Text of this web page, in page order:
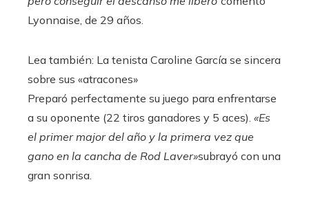
Lyonnaise, de 29 años.
Lea también: La tenista Caroline García se sincera
sobre sus «atracones»
Preparó perfectamente su juego para enfrentarse
a su oponente (22 tiros ganadores y 5 aces). «Es
el primer major del año y la primera vez que
gano en la cancha de Rod Laver»subrayó con una
gran sonrisa.